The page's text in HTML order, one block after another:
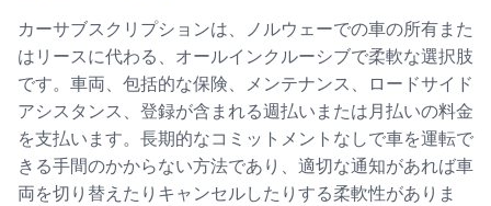
カーサブスクリプションは、ノルウェーでの車の所有また
はリースに代わる、オールインクルーシブで柔軟な選択肢
です。車両、包括的な保険、メンテナンス、ロードサイド
アシスタンス、登録が含まれる週払いまたは月払いの料金
を支払います。長期的なコミットメントなしで車を運転で
きる手間のかからない方法であり、適切な通知があれば車
両を切り替えたりキャンセルしたりする柔軟性がありま